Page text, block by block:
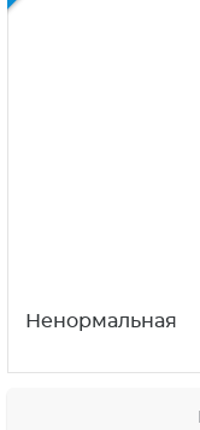
Ненормальная